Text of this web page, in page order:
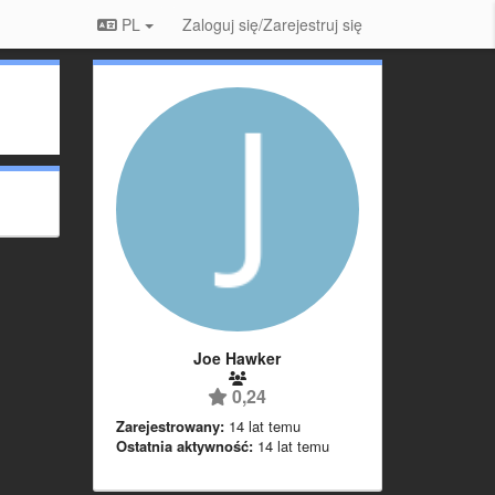
PL Zaloguj się/Zarejestruj się
Joe Hawker
0,24
Zarejestrowany: 14 lat temu
Ostatnia aktywność: 14 lat temu